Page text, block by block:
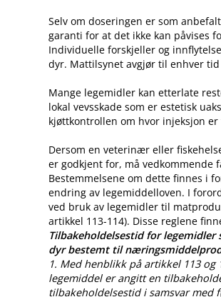
Selv om doseringen er som
garanti for at det ikke kan påvises
Individuelle forskjeller og
dyr. Mattilsynet avgjør til enhver
Mange legemidler kan etterlate
lokal vevsskade som er estetisk
kjøttkontrollen om hvor injeksjon
Dersom en veterinær eller
er godkjent for, må vedkommende
Bestemmelsene om dette finnes i
endring av legemiddelloven. I
ved bruk av legemidler til
artikkel 113-114). Disse reglene
Tilbakeholdelsestid for
dyr bestemt til
1. Med henblikk på artikkel 113
legemiddel er angitt en
tilbakeholdelsestid i samsvar med